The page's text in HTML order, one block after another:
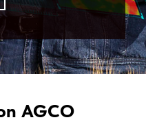
AGCO